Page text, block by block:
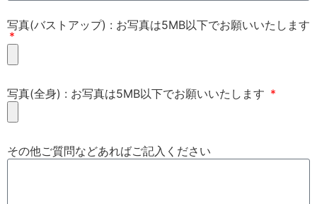
写真(バストアップ) : お写真は5MB以下でお願いいたします
写真(全身) : お写真は5MB以下でお願いいたします
その他ご質問などあればご記入ください